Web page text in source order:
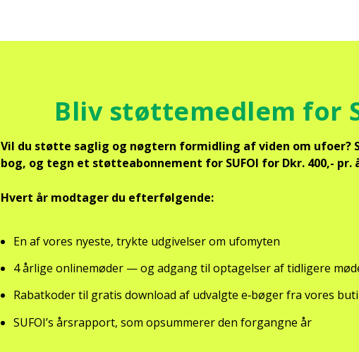
Bliv støt­te­med­lem for
Vil du støt­te sag­lig og nøg­tern for­mid­ling af viden om ufo­er?
bog, og tegn et støt­tea­bon­ne­ment for SUFOI for Dkr. 400,- pr.
Hvert år mod­ta­ger du efter­føl­gen­de:
En af vores nye­ste, tryk­te udgi­vel­ser om ufo­myten
4 årli­ge onli­ne­mø­der — og adgang til opta­gel­ser af tid­li­ge­re
Rabat­ko­der til gra­tis down­lo­ad af udvalg­te e‑bøger fra vores
SUFOI’s års­rap­port, som opsum­me­rer den for­gang­ne år